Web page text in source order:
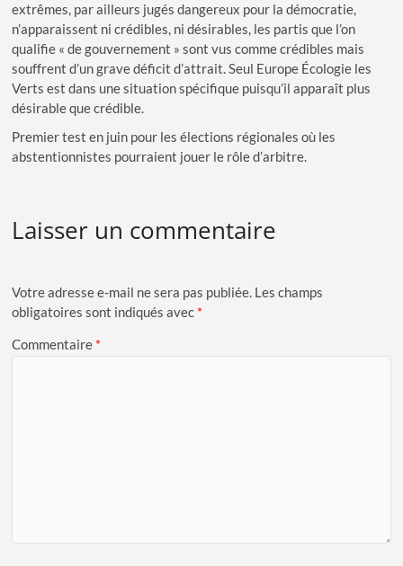
extrêmes, par ailleurs jugés dangereux pour la démocratie,
n’apparaissent ni crédibles, ni désirables, les partis que l’on
qualifie « de gouvernement » sont vus comme crédibles mais
souffrent d’un grave déficit d’attrait. Seul Europe Écologie les
Verts est dans une situation spécifique puisqu’il apparaît plus
désirable que crédible.
Premier test en juin pour les élections régionales où les
abstentionnistes pourraient jouer le rôle d’arbitre.
Laisser un commentaire
Votre adresse e-mail ne sera pas publiée. Les champs
obligatoires sont indiqués avec *
Commentaire *